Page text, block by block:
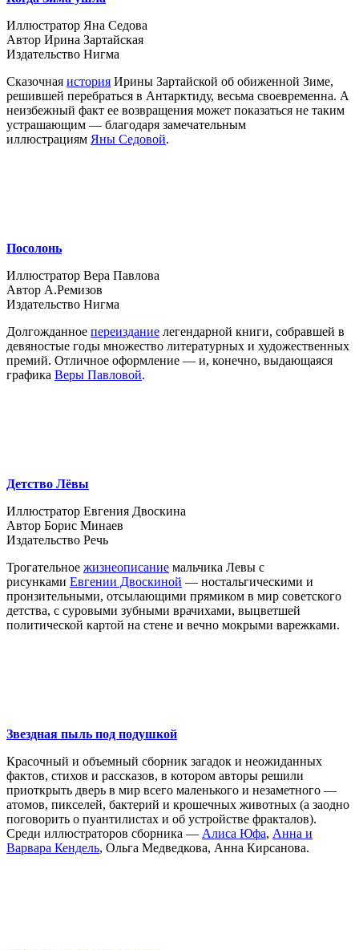
Иллюстратор Яна Седова
Автор Ирина Зартайская
Издательство Нигма
Сказочная история Ирины Зартайской об обиженной Зиме,
решившей перебраться в Антарктиду, весьма своевременна. А
неизбежный факт ее возвращения может показаться не таким
устрашающим — благодаря замечательным
иллюстрациям Яны Седовой.
Посолонь
Иллюстратор Вера Павлова
Автор А.Ремизов
Издательство Нигма
Долгожданное переиздание легендарной книги, собравшей в
девяностые годы множество литературных и художественных
премий. Отличное оформление — и, конечно, выдающаяся
графика Веры Павловой.
Детство Лёвы
Иллюстратор Евгения Двоскина
Автор Борис Минаев
Издательство Речь
Трогательное жизнеописание мальчика Левы с
рисунками Евгении Двоскиной — ностальгическими и
пронзительными, отсылающими прямиком в мир советского
детства, с суровыми зубными врачихами, выцветшей
политической картой на стене и вечно мокрыми варежками.
Звездная пыль под подушкой
Красочный и объемный сборник загадок и неожиданных
фактов, стихов и рассказов, в котором авторы решили
приоткрыть дверь в мир всего маленького и незаметного —
атомов, пикселей, бактерий и крошечных животных (а заодно
поговорить о пуантилистах и об устройстве фракталов).
Среди иллюстраторов сборника — Алиса Юфа, Анна и
Варвара Кендель, Ольга Медведкова, Анна Кирсанова.